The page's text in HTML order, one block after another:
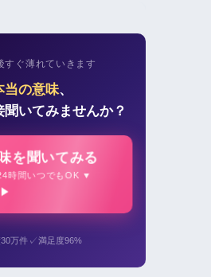
すぐ薄れていきます
当の意味、
いてみませんか？
を聞いてみる
時間いつでもOK ▼
万件 ✓満足度96%